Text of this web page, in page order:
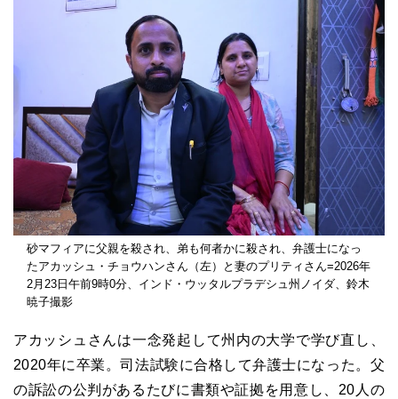
砂マフィアに父親を殺され、弟も何者かに殺され、弁護士になっ
たアカッシュ・チョウハンさん（左）と妻のプリティさん=2026年
2月23日午前9時0分、インド・ウッタルプラデシュ州ノイダ、鈴木
暁子撮影
アカッシュさんは一念発起して州内の大学で学び直し、
2020年に卒業。司法試験に合格して弁護士になった。父
の訴訟の公判があるたびに書類や証拠を用意し、 20 人の